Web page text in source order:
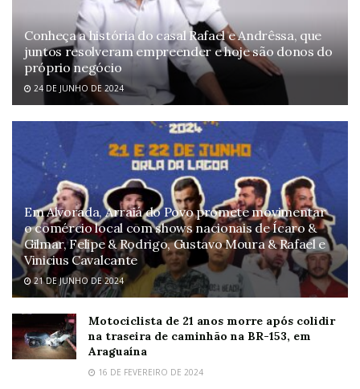
Conheça a história do casal Rafael e Andrêssa, que
juntos resolveram empreender e hoje são donos do
próprio negócio
24 DE JUNHO DE 2024
Em Alvorada, Arraiá do Povo promete movimentar
o comércio local com shows nacionais de Ícaro &
Gilmar, Felipe & Rodrigo, Gustavo Moura & Rafael e
Vinicius Cavalcante
21 DE JUNHO DE 2024
Motociclista de 21 anos morre após colidir
na traseira de caminhão na BR-153, em
Araguaína
16 DE FEVEREIRO DE 2024